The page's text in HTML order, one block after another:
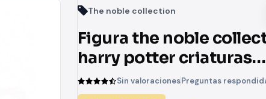
The noble collection
Figura the noble
harry potter criaturas
magicas dobby el elfo
Sin valoracionesPreguntas